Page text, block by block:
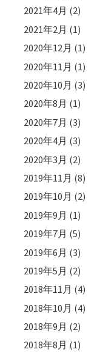
2021年4月 (2)
2021年2月 (1)
2020年12月 (1)
2020年11月 (1)
2020年10月 (3)
2020年8月 (1)
2020年7月 (3)
2020年4月 (3)
2020年3月 (2)
2019年11月 (8)
2019年10月 (2)
2019年9月 (1)
2019年7月 (5)
2019年6月 (3)
2019年5月 (2)
2018年11月 (4)
2018年10月 (4)
2018年9月 (2)
2018年8月 (1)